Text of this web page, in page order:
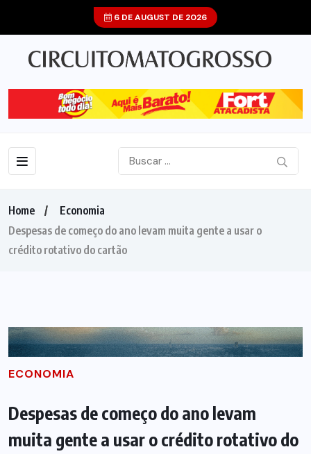
6 DE AUGUST DE 2026
Home
Economia
Despesas de começo do ano levam muita gente a usar o
crédito rotativo do cartão
ECONOMIA
Despesas de começo do ano levam
muita gente a usar o crédito rotativo do